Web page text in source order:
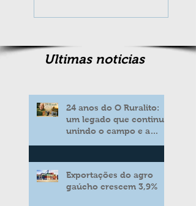
Ultimas noticias
24 anos do O Ruralito:
um legado que continua
unindo o campo e a
Exportações do agro
gaúcho crescem 3,9%